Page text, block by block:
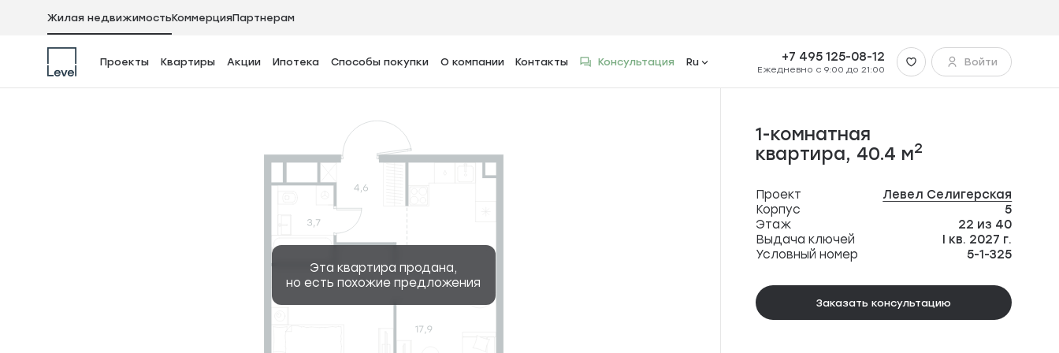
Жилая недвижимостьКоммерцияПартнерам
Проекты Квартиры Акции Ипотека Способы покупки О компании Контакты Консультация Ru +7 495 125-08-12
Ежедневно с 9:00 до 21:00
Войти
1-комнатная квартира, 40.4 м 2
Эта квартира продана,
но есть похожие предложения
1-комнатная
квартира, 40.4 м2
Проект
Левел Селигерская
Корпус
5
Этаж
22 из 40
Выдача ключей
I кв. 2027 г.
Условный номер
5-1-325
Заказать консультацию